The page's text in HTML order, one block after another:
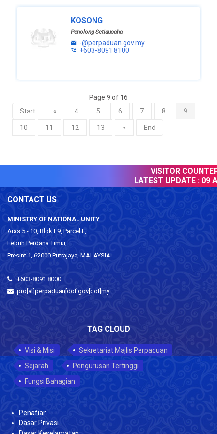
KOSONG
Penolong Setiausaha
-@perpaduan.gov.my
+603-8091 8100
Page 9 of 16
Start
« 4 5 6 7 8 9
10 11 12 13 » End
VISITOR COUNTER :
LATEST UPDATE :09
CONTACT US
MINISTRY OF NATIONAL UNITY
Aras 5 - 10, Blok F9, Parcel F,
Lebuh Perdana Timur,
Presint 1, 62000 Putrajaya, MALAYSIA
+603-8091 8000
pro[at]perpaduan[dot]gov[dot]my
TAG CLOUD
Visi & Misi
Sekretariat Majlis Perpaduan
Sejarah
Pengurusan Tertinggi
Fungsi Bahagian
Penafian
Dasar Privasi